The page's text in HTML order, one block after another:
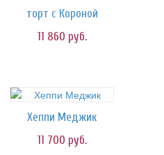
торт с Короной
11 860 руб.
Хеппи Меджик
11 700 руб.